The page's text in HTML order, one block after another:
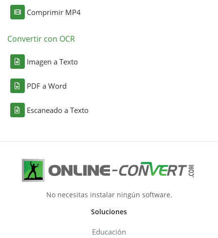
Comprimir MP4
Convertir con OCR
Imagen a Texto
PDF a Word
Escaneado a Texto
No necesitas instalar ningún software.
Soluciones
Educación